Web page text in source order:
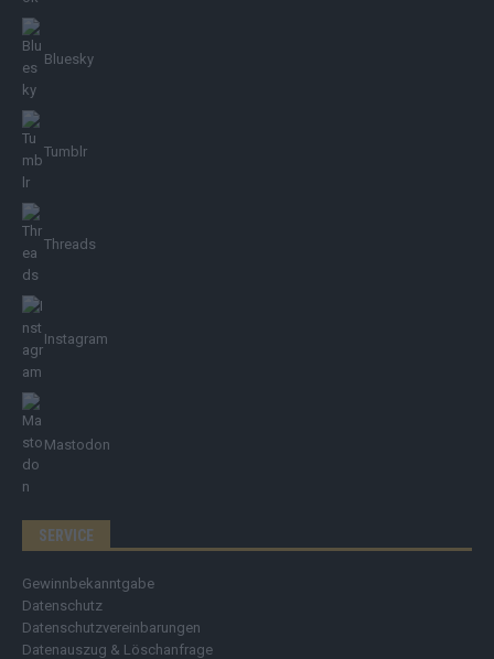
Bluesky
Tumblr
Threads
Instagram
Mastodon
SERVICE
Gewinnbekanntgabe
Datenschutz
Datenschutzvereinbarungen
Datenauszug & Löschanfrage